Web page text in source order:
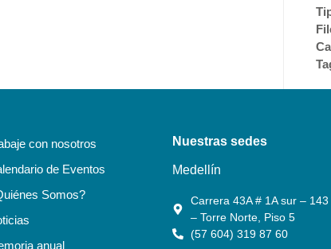
con nosotros
de Eventos
Somos?
anual
Nuestras sedes
Medellín
Carrera 43A # 1A sur –
– Torre Norte, Piso 5
(57 604) 319 87 60